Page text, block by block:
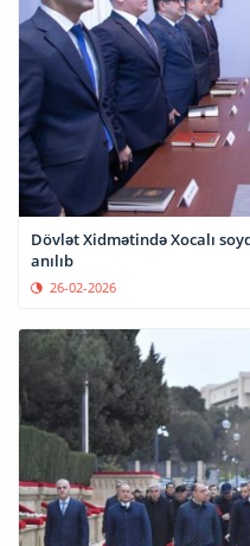
Dövlət Xidmətində Xocalı
anılıb
26-02-2026